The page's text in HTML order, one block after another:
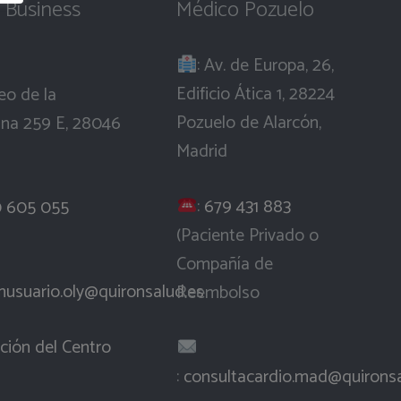
de la
259 E, 28046
055
del Centro
Médico Pozuelo
: Av. de Europa, 26,
Edificio Ática 1, 28224
Pozuelo de Alarcón,
Madrid
:679 431 883
(Paciente Privado o
Compañía de
Reembolso
: